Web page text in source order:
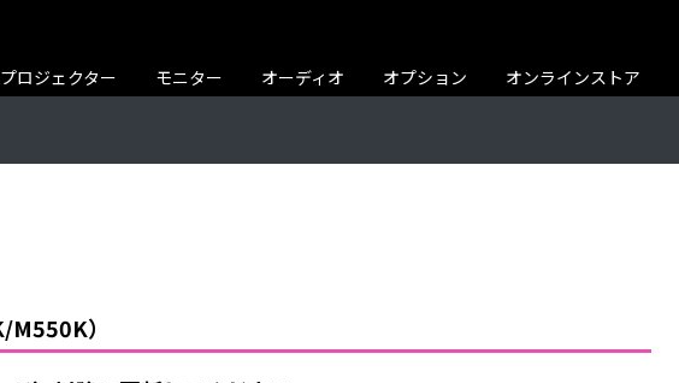
プロジェクター モニター オーディオ オプション オンラインストア